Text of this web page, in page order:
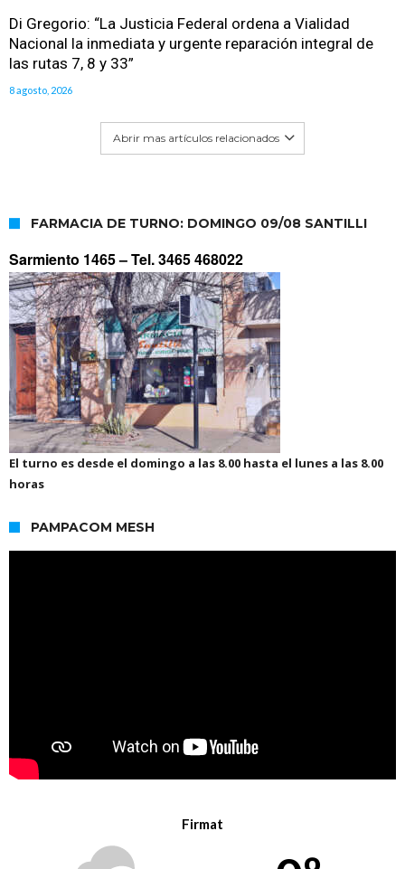
Di Gregorio: “La Justicia Federal ordena a Vialidad
Nacional la inmediata y urgente reparación integral de
las rutas 7, 8 y 33”
8 agosto, 2026
Abrir mas artículos relacionados
FARMACIA DE TURNO: DOMINGO 09/08 SANTILLI
Sarmiento 1465 –Tel. 3465 468022
El turno es desde el domingo a las 8.00 hasta el lunes a las 8.00
horas
PAMPACOM MESH
Firmat